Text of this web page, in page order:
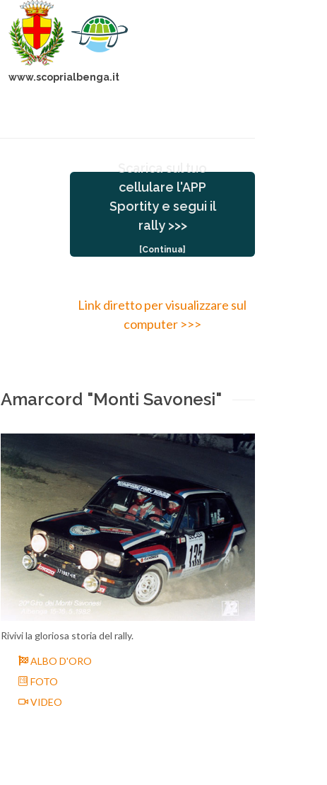
www.scoprialbenga.it
Scarica sul tuo
cellulare l'APP
Sportity e segui il
rally >>>
[Continua]
inserisci la seguente
password
GMS2025
Link diretto per visualizzare sul
computer >>>
Amarcord "Monti Savonesi"
Rivivi la gloriosa storia del rally.
ALBO D'ORO
FOTO
VIDEO